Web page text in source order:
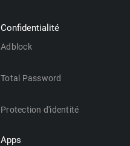
Confidentialité
Adblock
Total Password
Protection d'identité
Apps